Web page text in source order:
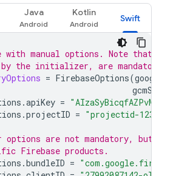
Swift
Kotlin
Java
with manual options. Note that
the initializer, are mandatory.
= FirebaseOptions(
.apiKey =
.projectID = "projectid-12345"
are not mandatory, but
Firebase products.
.bundleID =